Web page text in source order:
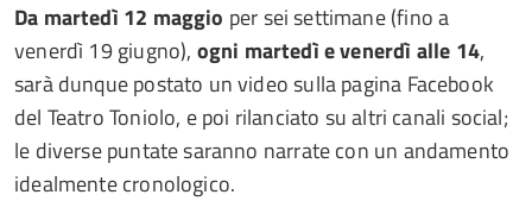
Da martedì 12 maggio per sei settimane (fino a
venerdì 19 giugno), ogni martedì e venerdì alle 14,
sarà dunque postato un video sulla pagina Facebook
del Teatro Toniolo, e poi rilanciato su altri canali social;
le diverse puntate saranno narrate con un andamento
idealmente cronologico.